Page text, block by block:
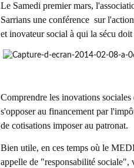
Le Samedi premier mars,
Sarrians une conférence sur
et inovateur social à qui la sécu doit
Comprendre les inovations
s'opposer au financement par
de cotisations imposer au patronat.
Bien utile, en ces temps où le
appelle de "responsabilité sociale",